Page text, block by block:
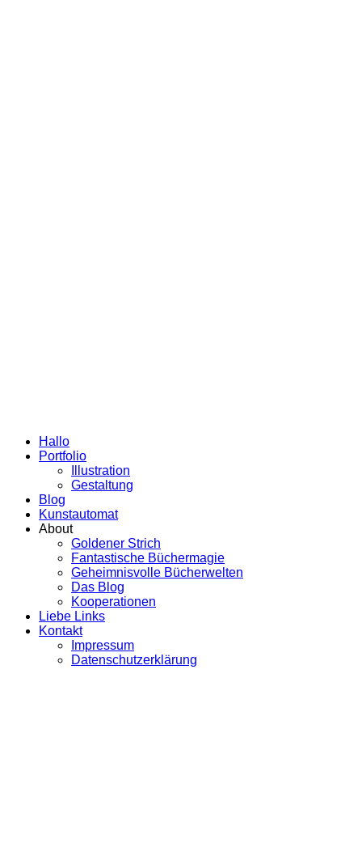
Hallo
Portfolio
Illustration
Gestaltung
Blog
Kunstautomat
About
Goldener Strich
Fantastische Büchermagie
Geheimnisvolle Bücherwelten
Das Blog
Kooperationen
Liebe Links
Kontakt
Impressum
Datenschutzerklärung